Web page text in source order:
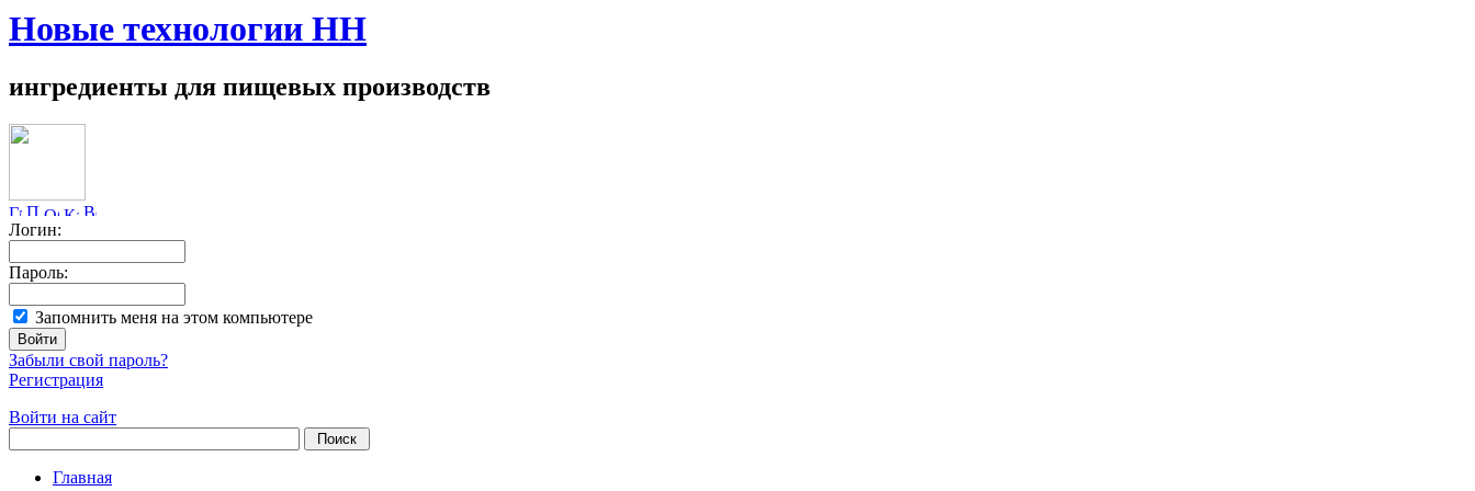
Новые технологии НН
ингредиенты для пищевых производств
Логин:
Пароль:
Запомнить меня на этом компьютере
Забыли свой пароль?
Регистрация
Войти на сайт
Главная